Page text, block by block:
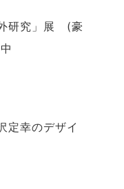
研究」展 (豪
定幸のデザイ